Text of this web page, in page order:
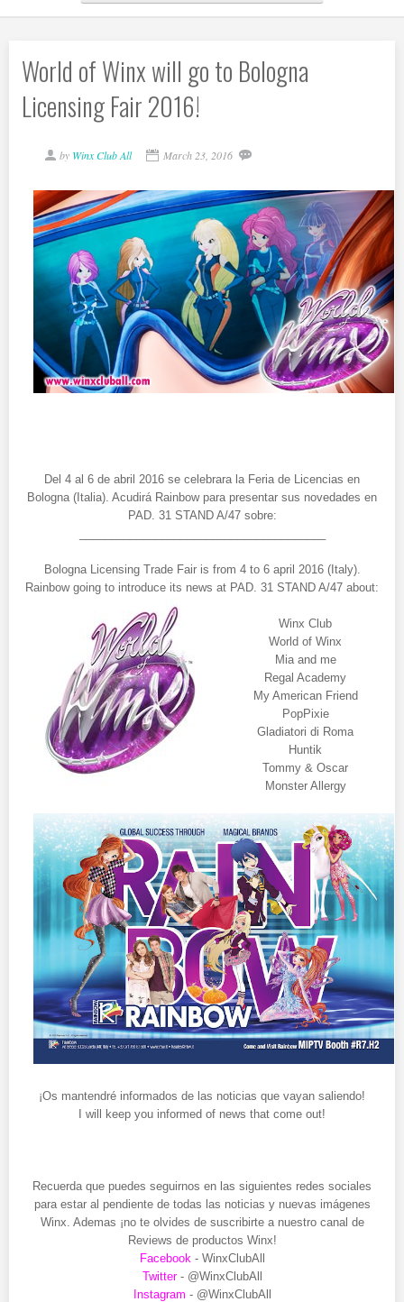
World of Winx will go to Bologna
Licensing Fair 2016!
by Winx Club All March 23, 2016
Del 4 al 6 de abril 2016 se celebrara la Feria de Licencias en
Bologna (Italia). Acudirá Rainbow para presentar sus novedades en
PAD. 31 STAND A/47 sobre:
Bologna Licensing Trade Fair is from 4 to 6 april 2016 (Italy).
Rainbow going to introduce its news at PAD. 31 STAND A/47 about:
Winx Club
World of Winx
Mia and me
Regal Academy
My American Friend
PopPixie
Gladiatori di Roma
Huntik
Tommy & Oscar
Monster Allergy
¡Os mantendré informados de las noticias que vayan saliendo!
I will keep you informed of news that come out!
Recuerda que puedes seguirnos en las siguientes redes sociales
para estar al pendiente de todas las noticias y nuevas imágenes
Winx. Ademas ¡no te olvides de suscribirte a nuestro canal de
Reviews de productos Winx!
Facebook - WinxClubAll
Twitter- @WinxClubAll
Instagram - @WinxClubAll